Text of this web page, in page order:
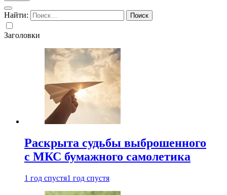
Найти:
Заголовки
Раскрыта судьбы выброшенного
с МКС бумажного самолетика
1 год спустя1 год спустя